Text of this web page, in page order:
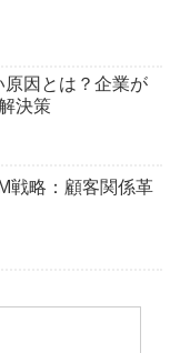
因とは？企業が
決策
戦略：顧客関係革